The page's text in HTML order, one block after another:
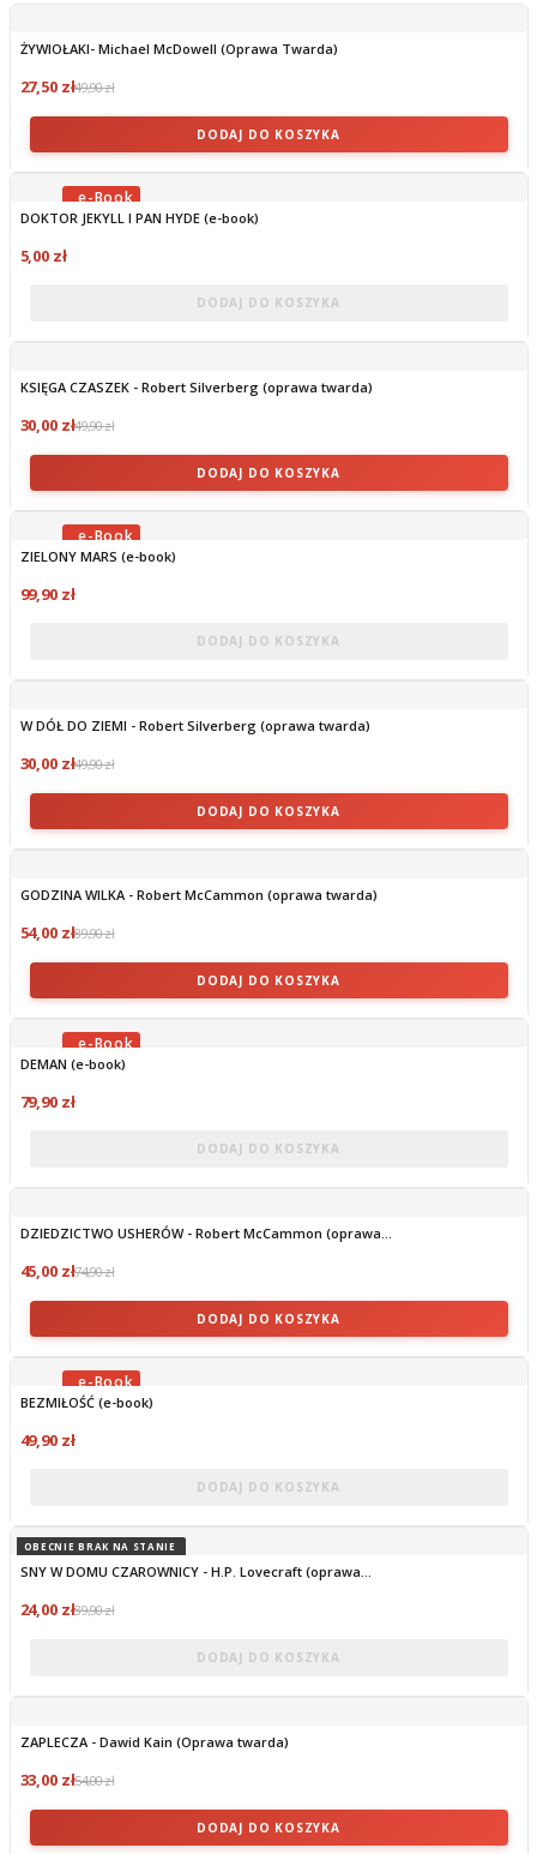
ŻYWIOŁAKI- Michael McDowell (Oprawa Twarda)
27,50 zł49,90 zł
DODAJ DO KOSZYKA
OBECNIE BRAK NA STANIE
DOKTOR JEKYLL I PAN HYDE (e-book)
5,00 zł
DODAJ DO KOSZYKA
KSIĘGA CZASZEK - Robert Silverberg (oprawa twarda)
30,00 zł49,90 zł
DODAJ DO KOSZYKA
OBECNIE BRAK NA STANIE
ZIELONY MARS (e-book)
99,90 zł
DODAJ DO KOSZYKA
W DÓŁ DO ZIEMI - Robert Silverberg (oprawa twarda)
30,00 zł49,90 zł
DODAJ DO KOSZYKA
GODZINA WILKA - Robert McCammon (oprawa twarda)
54,00 zł89,90 zł
DODAJ DO KOSZYKA
OBECNIE BRAK NA STANIE
DEMAN (e-book)
79,90 zł
DODAJ DO KOSZYKA
DZIEDZICTWO USHERÓW - Robert McCammon (oprawa...
45,00 zł74,90 zł
DODAJ DO KOSZYKA
OBECNIE BRAK NA STANIE
BEZMIŁOŚĆ (e-book)
49,90 zł
DODAJ DO KOSZYKA
OBECNIE BRAK NA STANIE
SNY W DOMU CZAROWNICY - H.P. Lovecraft (oprawa...
24,00 zł39,90 zł
DODAJ DO KOSZYKA
ZAPLECZA - Dawid Kain (Oprawa twarda)
33,00 zł54,00 zł
DODAJ DO KOSZYKA